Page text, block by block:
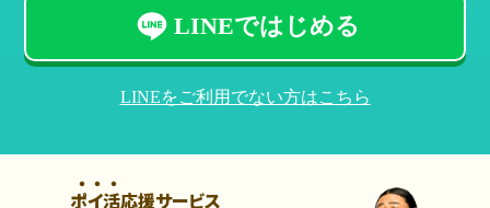
LINEではじめる
LINEをご利用でない方はこちら
ポイ活応援サービス